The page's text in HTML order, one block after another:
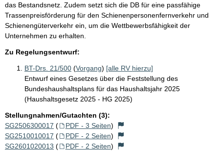
das Bestandsnetz. Zudem setzt sich die DB für eine passfähige
Trassenpreisförderung für den Schienenpersonenfernverkehr und
Schienengüterverkehr ein, um die Wettbewerbsfähigkeit der
Unternehmen zu erhalten.
Zu Regelungsentwurf:
BT-Drs. 21/500 (Vorgang) [alle RV hierzu]
Entwurf eines Gesetzes über die Feststellung des
Bundeshaushaltsplans für das Haushaltsjahr 2025
(Haushaltsgesetz 2025 - HG 2025)
Stellungnahmen/Gutachten (3):
SG2506300017 ( PDF - 3 Seiten)
SG2510010017 ( PDF - 2 Seiten)
SG2601020013 ( PDF - 2 Seiten)